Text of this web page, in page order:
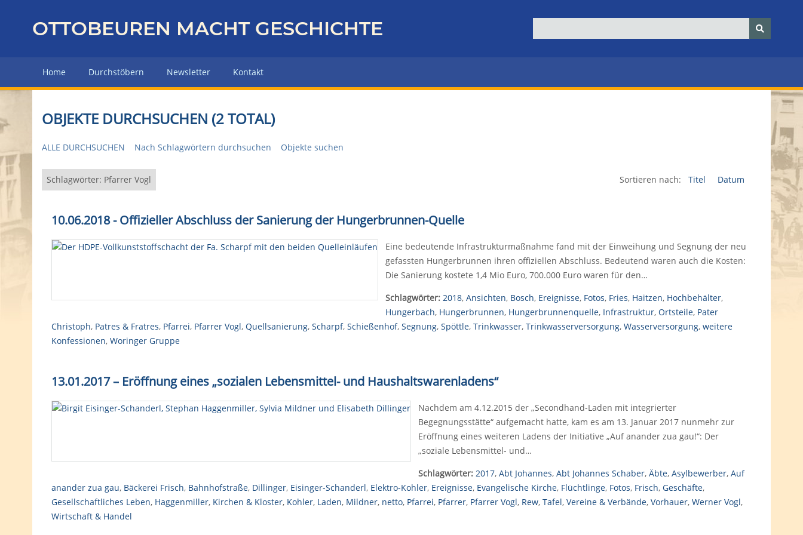
z
r
H
u
p
e
OTTOBEUREN MACHT GESCHICHTE
Home Durchstöbern Newsletter Kontakt
OBJEKTE DURCHSUCHEN (2 TOTAL)
ALLE DURCHSUCHEN Nach Schlagwörtern durchsuchen Objekte suchen
Schlagwörter: Pfarrer Vogl Sortieren nach: Titel Datum
10.06.2018 - Offizieller Abschluss der Sanierung der Hungerbrunnen-Quelle
Eine bedeutende Infrastrukturmaßnahme fand mit der Einweihung und Segnung der neu
gefassten Hungerbrunnen ihren offiziellen Abschluss. Bedeutend waren auch die Kosten:
Die Sanierung kostete 1,4 Mio Euro, 700.000 Euro waren für den…
Schlagwörter: 2018, Ansichten, Bosch, Ereignisse, Fotos, Fries, Haitzen, Hochbehälter,
Hungerbach, Hungerbrunnen, Hungerbrunnenquelle, Infrastruktur, Ortsteile, Pater
Christoph, Patres & Fratres, Pfarrei, Pfarrer Vogl, Quellsanierung, Scharpf, Schießenhof, Segnung, Spöttle, Trinkwasser, Trinkwasserversorgung, Wasserversorgung, weitere
Konfessionen, Woringer Gruppe
13.01.2017 – Eröffnung eines „sozialen Lebensmittel- und Haushaltswarenladens“
Nachdem am 4.12.2015 der „Secondhand-Laden mit integrierter
Begegnungsstätte“ aufgemacht hatte, kam es am 13. Januar 2017 nunmehr zur
Eröffnung eines weiteren Ladens der Initiative „Auf anander zua gau!“: Der
„soziale Lebensmittel- und…
Schlagwörter: 2017, Abt Johannes, Abt Johannes Schaber, Äbte, Asylbewerber, Auf
anander zua gau, Bäckerei Frisch, Bahnhofstraße, Dillinger, Eisinger-Schanderl, Elektro-Kohler, Ereignisse, Evangelische Kirche, Flüchtlinge, Fotos, Frisch, Geschäfte,
Gesellschaftliches Leben, Haggenmiller, Kirchen & Kloster, Kohler, Laden, Mildner, netto, Pfarrei, Pfarrer, Pfarrer Vogl, Rew, Tafel, Vereine & Verbände, Vorhauer, Werner Vogl,
Wirtschaft & Handel